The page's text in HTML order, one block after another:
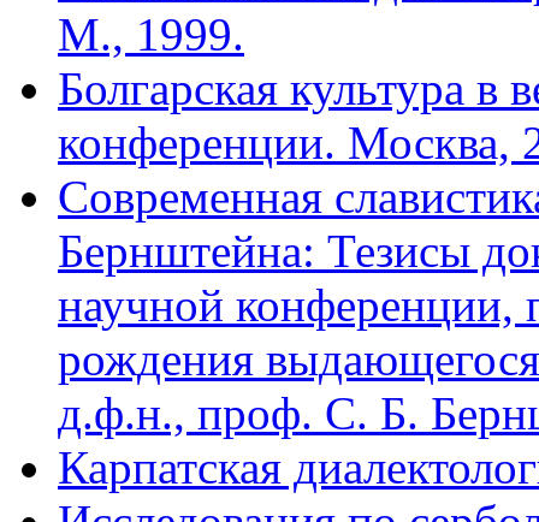
М., 1999.
Болгарская культура в
конференции. Москва,
Современная
Бернштейна: Тезисы
научной конференции,
рождения выдающегося
д.ф.н., проф. С. Б.
Карпатская